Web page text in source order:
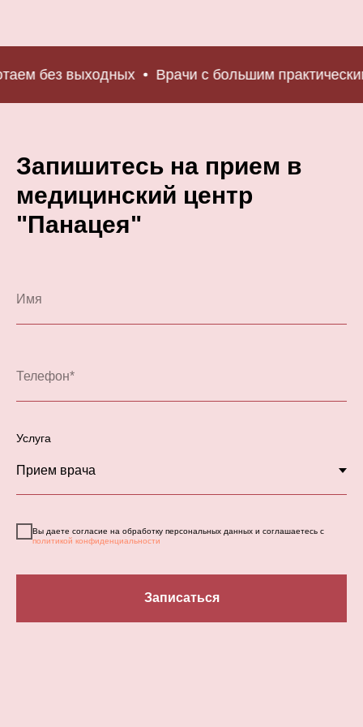
без выходных Врачи с большим практическим
Запишитесь на прием в
медицинский центр
"Панацея"
Услуга
Вы даете согласие на обработку персональных данных и соглашаетесь с
политикой конфиденциальности
Записаться